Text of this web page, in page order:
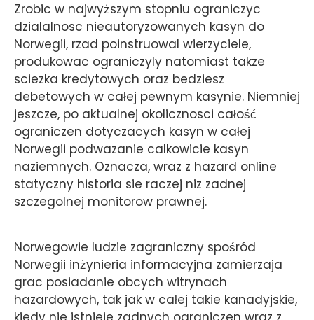
Zrobic w najwyższym stopniu ograniczyc
dzialalnosc nieautoryzowanych kasyn do
Norwegii, rzad poinstruowal wierzyciele,
produkowac ograniczyly natomiast takze
sciezka kredytowych oraz bedziesz
debetowych w całej pewnym kasynie. Niemniej
jeszcze, po aktualnej okolicznosci całość
ograniczen dotyczacych kasyn w całej
Norwegii podwazanie calkowicie kasyn
naziemnych. Oznacza, wraz z hazard online
statyczny historia sie raczej niz zadnej
szczegolnej monitorow prawnej.
Norwegowie ludzie zagraniczny spośród
Norwegii inżynieria informacyjna zamierzaja
grac posiadanie obcych witrynach
hazardowych, tak jak w całej takie kanadyjskie,